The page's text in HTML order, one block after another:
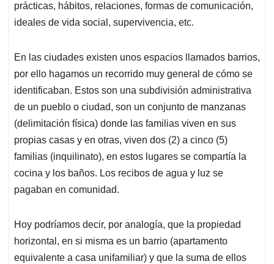
prácticas, hábitos, relaciones, formas de comunicación,
ideales de vida social, supervivencia, etc.
En las ciudades existen unos espacios llamados barrios,
por ello hagamos un recorrido muy general de cómo se
identificaban. Estos son una subdivisión administrativa
de un pueblo o ciudad, son un conjunto de manzanas
(delimitación física) donde las familias viven en sus
propias casas y en otras, viven dos (2) a cinco (5)
familias (inquilinato), en estos lugares se compartía la
cocina y los baños. Los recibos de agua y luz se
pagaban en comunidad.
Hoy podríamos decir, por analogía, que la propiedad
horizontal, en si misma es un barrio (apartamento
equivalente a casa unifamiliar) y que la suma de ellos